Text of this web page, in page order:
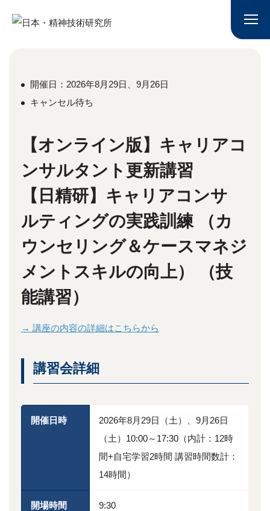
開催日：2026年8月29日、9月26日
キャンセル待ち
【オンライン版】キャリアコ
ンサルタント更新講習
【日精研】キャリアコンサ
ルティングの実践訓練 （カ
ウンセリング＆ケースマネジ
メントスキルの向上） （技
能講習）
→ 講座の内容の詳細はこちらから
講習会詳細
開催日時
2026年8月29日（土）、9月26日
（土）10:00～17:30（内計：12時
間+自宅学習2時間 講習時間数計：
14時間）
開場時間 9:30